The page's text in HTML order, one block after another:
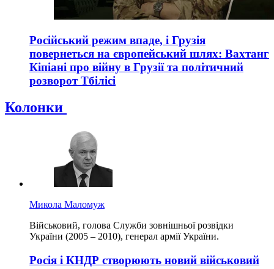
Російський режим впаде, і Грузія
повернеться на європейський шлях: Вахтанг
Кіпіані про війну в Грузії та політичний
розворот Тбілісі
Колонки
Микола Маломуж
Військовий, голова Служби зовнішньої розвідки
України (2005 – 2010), генерал армії України.
Росія і КНДР створюють новий військовий